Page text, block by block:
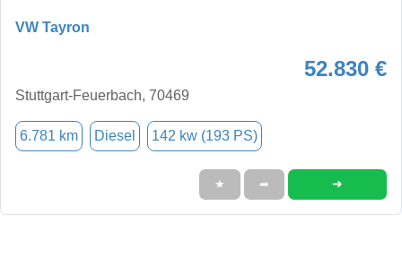
VW Tayron
52.830 €
Stuttgart-Feuerbach, 70469
6.781 km Diesel 142 kw (193 PS)
★ ➦ ➜